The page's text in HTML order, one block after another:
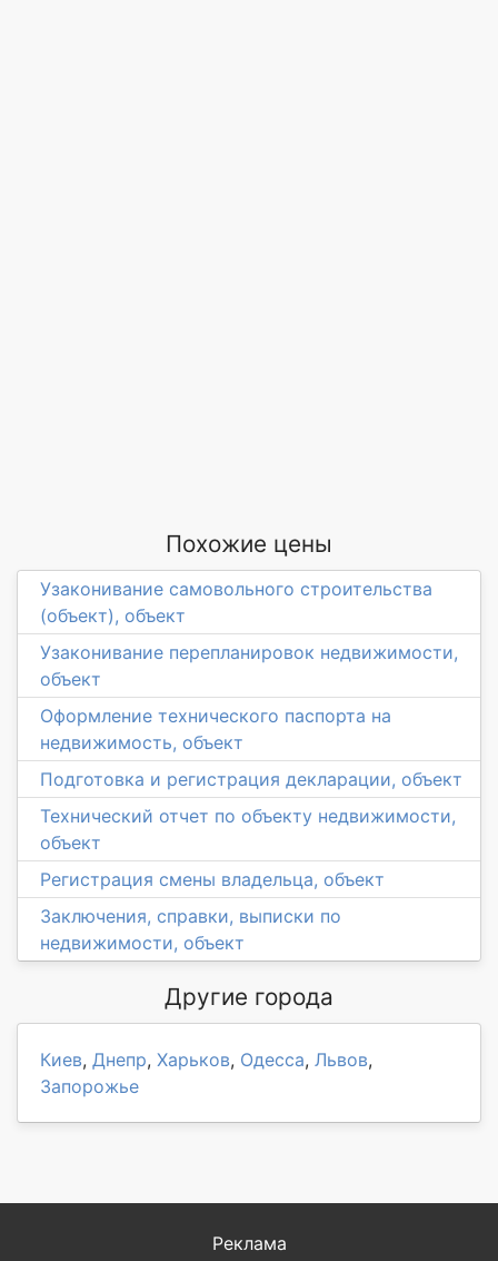
Похожие цены
Узаконивание самовольного строительства
(объект), объект
Узаконивание перепланировок недвижимости,
объект
Оформление технического паспорта на
недвижимость, объект
Подготовка и регистрация декларации, объект
Технический отчет по объекту недвижимости,
объект
Регистрация смены владельца, объект
Заключения, справки, выписки по
недвижимости, объект
Другие города
Киев, Днепр, Харьков, Одесса, Львов,
Запорожье
Реклама